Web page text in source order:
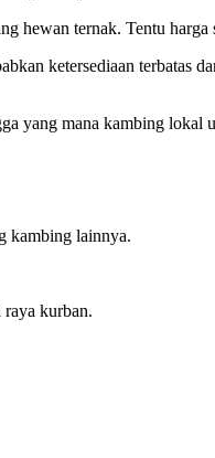
hewan ternak. Tentu harga
ketersediaan terbatas
yang mana kambing
kambing lainnya.
kurban.